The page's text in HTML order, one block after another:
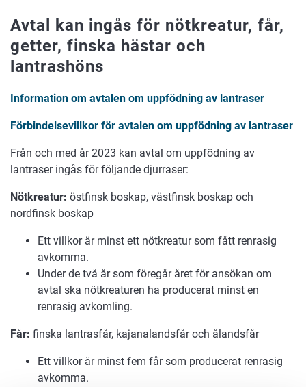
Avtal kan ingås för nötkreatur, får,
getter, finska hästar och
lantrashöns
Information om avtalen om uppfödning av lantraser
Förbindelsevillkor för avtalen om uppfödning av lantraser
Från och med år 2023 kan avtal om uppfödning av
lantraser ingås för följande djurraser:
Nötkreatur: östfinsk boskap, västfinsk boskap och
nordfinsk boskap
Ett villkor är minst ett nötkreatur som fått renrasig
avkomma.
Under de två år som föregår året för ansökan om
avtal ska nötkreaturen ha producerat minst en
renrasig avkomling.
Får: finska lantrasfår, kajanalandsfår och ålandsfår
Ett villkor är minst fem får som producerat renrasig
avkomma.